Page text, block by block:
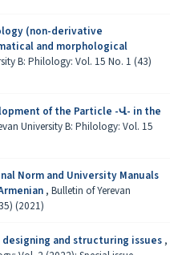
(non-derivative
and morphological
B: Philology: Vol. 15 No. 1 (43)
of the Particle -Վ- in the
University B: Philology: Vol. 15
Norm and University Manuals
, Bulletin of Yerevan
(2021)
and structuring issues ,